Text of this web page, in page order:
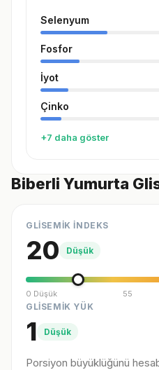
Selenyum
Fosfor
İyot
Çinko
+7 daha göster
Biberli Yumurta
GLİSEMİK İNDEKS
20 Düşük
0 Düşük 55
GLİSEMİK YÜK
1 Düşük
Porsiyon büyüklüğünü